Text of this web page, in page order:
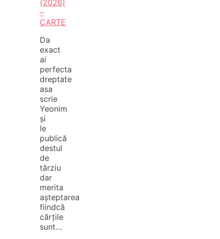
(2026)
–
CARTE
Da
exact
ai
perfecta
dreptate
asa
scrie
Yeonim
și
le
publică
destul
de
târziu
dar
merita
așteptarea
fiindcă
cărțile
sunt…